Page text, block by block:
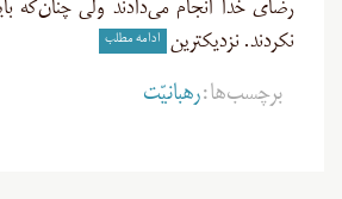
رضای خدا انجام می‌دادند ولی چنان‌که
نکردند. نزدیکترین
ادامه مطلب
برچسب‌ها:رهبانیّت